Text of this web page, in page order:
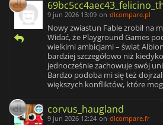
9 jun 2026 13:09 on dlcompare.pl
Nowy zwiastun Fable zrobił na
Widać, że Playground Games
wielkimi ambicjami – świat
bardziej szczegółowo niż
jednocześnie zachowuje swój
Bardzo podoba mi się też
większych konfliktów, które
corvus_haugland
9 jun 2026 12:24 on dlcompare.fr